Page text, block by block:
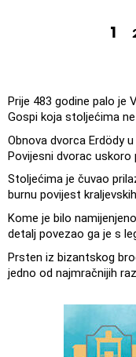
1
Prije 483 godine palo je
Gospi koja stoljećima
Obnova dvorca Erdödy
Povijesni dvorac
Stoljećima je čuvao
burnu povijest
Kome je bilo
detalj povezao ga je s
Prsten iz bizantskog
jedno od najmračnijih